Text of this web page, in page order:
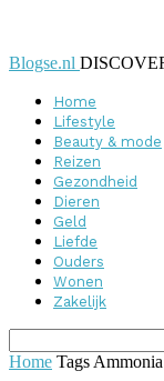
Blogse.nl
Home
Lifestyle
Beauty & mode
Reizen
Gezondheid
Dieren
Geld
Liefde
Ouders
Wonen
Zakelijk
Home Tags Ammonia